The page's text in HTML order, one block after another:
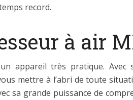
record.
à air
appareil très pratique.
mettre à l’abri de toute
sa grande puissance de